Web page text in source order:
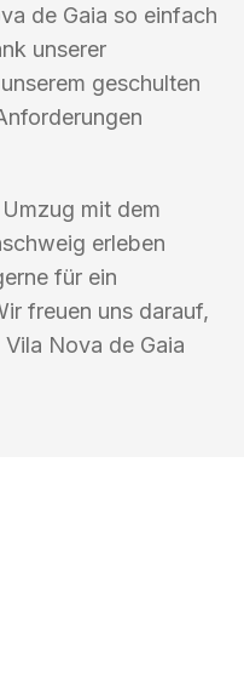
de Gaia so einfach
unserer
geschulten
mit dem
erleben
für ein
freuen uns darauf,
Nova de Gaia